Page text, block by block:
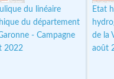
du linéaire
du département
- Campagne
2022
Etat
de la
août